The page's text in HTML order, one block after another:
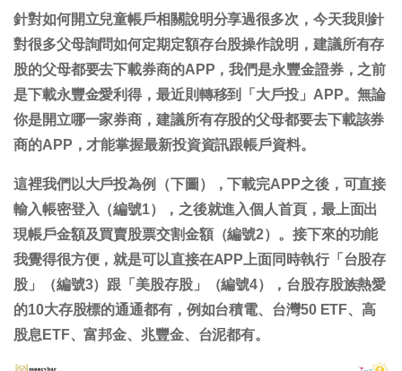
針對如何開立兒童帳戶相關說明分享過很多次，今天我則針
對很多父母詢問如何定期定額存台股操作說明，建議所有存
股的父母都要去下載券商的APP，我們是永豐金證券，之前
是下載永豐金愛利得，最近則轉移到「大戶投」APP。無論
你是開立哪一家券商，建議所有存股的父母都要去下載該券
商的APP，才能掌握最新投資資訊跟帳戶資料。
這裡我們以大戶投為例（下圖），下載完APP之後，可直接
輸入帳密登入（編號1），之後就進入個人首頁，最上面出
現帳戶金額及買賣股票交割金額（編號2）。接下來的功能
我覺得很方便，就是可以直接在APP上面同時執行「台股存
股」（編號3）跟「美股存股」（編號4），台股存股族熱愛
的10大存股標的通通都有，例如台積電、台灣50 ETF、高
股息ETF、富邦金、兆豐金、台泥都有。